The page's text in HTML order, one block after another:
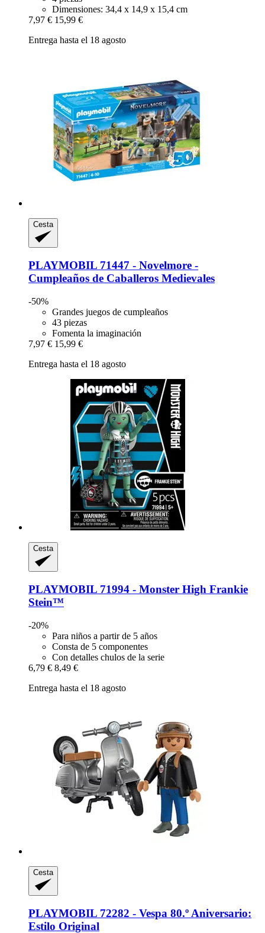
Dimensiones: 34,4 x 14,9 x 15,4 cm
7,97 € 15,99 €
Entrega hasta el 18 agosto
Cesta
PLAYMOBIL 71447 -​ Novelmore -​
Cumpleaños de Caballeros Medievales
-50%
Grandes juegos de cumpleaños
43 piezas
Fomenta la imaginación
7,97 € 15,99 €
Entrega hasta el 18 agosto
Cesta
PLAYMOBIL 71994 -​ Monster High Frankie
Stein™
-20%
Para niños a partir de 5 años
Consta de 5 componentes
Con detalles chulos de la serie
6,79 € 8,49 €
Entrega hasta el 18 agosto
Cesta
PLAYMOBIL 72282 -​ Vespa 80.º Aniversario:
Estilo Original